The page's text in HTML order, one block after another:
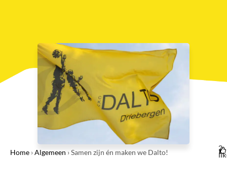
Home ›Algemeen ›Samen zijn én maken we Dalto!
2